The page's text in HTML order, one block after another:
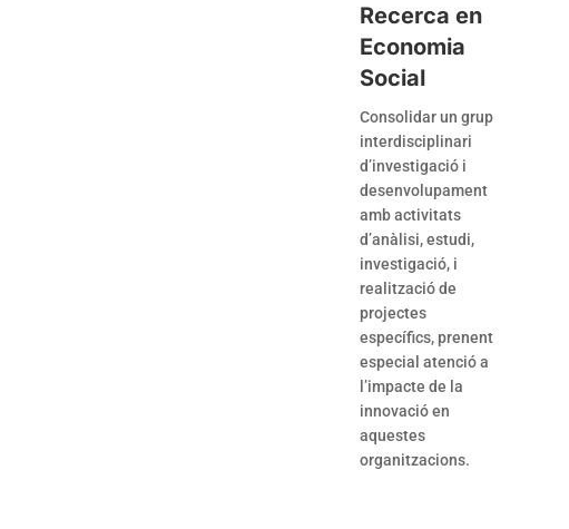
Recerca en
Economia
Social
Consolidar un grup
interdisciplinari
d’investigació i
desenvolupament
amb activitats
d’anàlisi, estudi,
investigació, i
realització de
projectes
específics, prenent
especial atenció a
l’impacte de la
innovació en
aquestes
organitzacions.